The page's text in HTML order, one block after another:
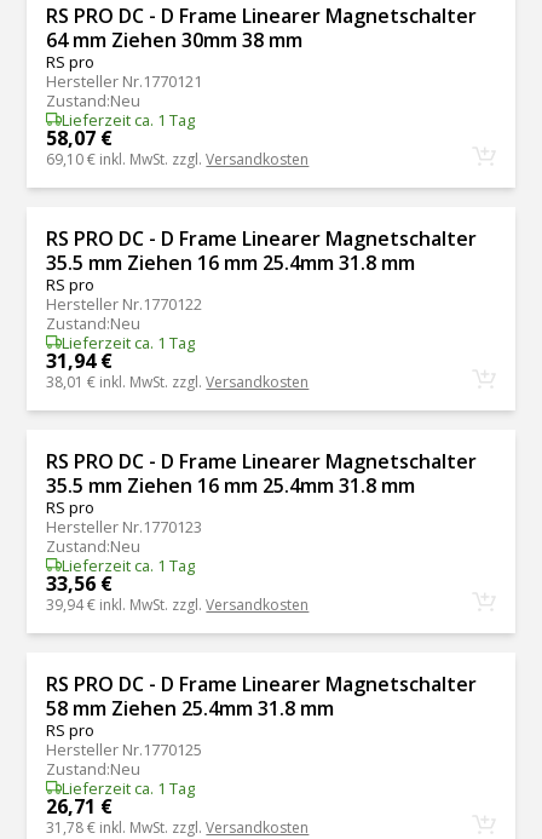
RS PRO DC - D Frame Linearer Magnetschalter
64 mm Ziehen 30mm 38 mm
RS pro
Hersteller Nr.1770121
Zustand:Neu
Lieferzeit ca. 1 Tag
58,07 €
69,10 € inkl. MwSt. zzgl.Versandkosten
RS PRO DC - D Frame Linearer Magnetschalter
35.5 mm Ziehen 16 mm 25.4mm 31.8 mm
RS pro
Hersteller Nr.1770122
Zustand:Neu
Lieferzeit ca. 1 Tag
31,94 €
38,01 € inkl. MwSt. zzgl.Versandkosten
RS PRO DC - D Frame Linearer Magnetschalter
35.5 mm Ziehen 16 mm 25.4mm 31.8 mm
RS pro
Hersteller Nr.1770123
Zustand:Neu
Lieferzeit ca. 1 Tag
33,56 €
39,94 € inkl. MwSt. zzgl.Versandkosten
RS PRO DC - D Frame Linearer Magnetschalter
58 mm Ziehen 25.4mm 31.8 mm
RS pro
Hersteller Nr.1770125
Zustand:Neu
Lieferzeit ca. 1 Tag
26,71 €
31,78 € inkl. MwSt. zzgl.Versandkosten